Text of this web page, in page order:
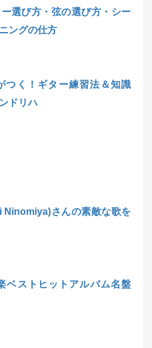
選び方・弦の選び方・シー
ングの仕方
つく！ギター練習法＆知識
ドリハ
Ninomiya)さんの素敵な歌を
ベストヒットアルバム名盤